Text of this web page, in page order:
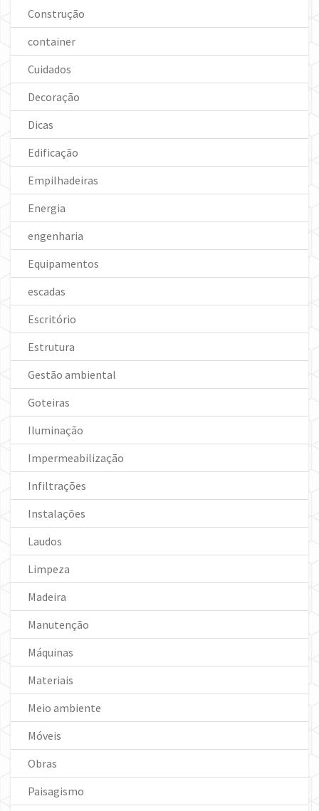
Construção
container
Cuidados
Decoração
Dicas
Edificação
Empilhadeiras
Energia
engenharia
Equipamentos
escadas
Escritório
Estrutura
Gestão ambiental
Goteiras
Iluminação
Impermeabilização
Infiltrações
Instalações
Laudos
Limpeza
Madeira
Manutenção
Máquinas
Materiais
Meio ambiente
Móveis
Obras
Paisagismo